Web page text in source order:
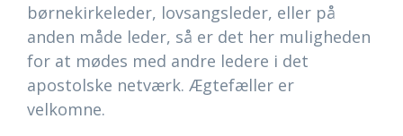
børnekirkeleder, lovsangsleder, eller på
anden måde leder, så er det her muligheden
for at mødes med andre ledere i det
apostolske netværk. Ægtefæller er
velkomne.